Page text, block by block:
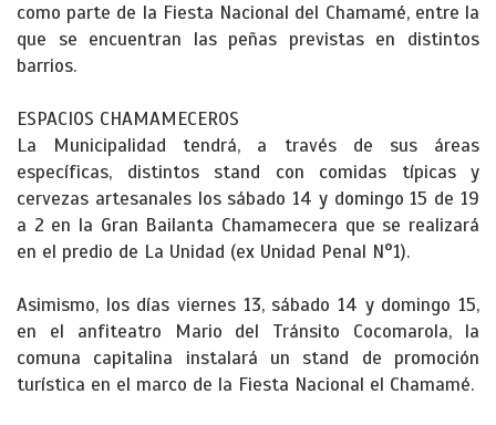
como parte de la Fiesta Nacional del Chamamé, entre la
que se encuentran las peñas previstas en distintos
barrios.
ESPACIOS CHAMAMECEROS
La Municipalidad tendrá, a través de sus áreas
específicas, distintos stand con comidas típicas y
cervezas artesanales los sábado 14 y domingo 15 de 19
a 2 en la Gran Bailanta Chamamecera que se realizará
en el predio de La Unidad (ex Unidad Penal N°1).
Asimismo, los días viernes 13, sábado 14 y domingo 15,
en el anfiteatro Mario del Tránsito Cocomarola, la
comuna capitalina instalará un stand de promoción
turística en el marco de la Fiesta Nacional el Chamamé.